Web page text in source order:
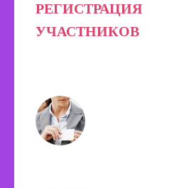
РЕГИСТРАЦИЯ
УЧАСТНИКОВ